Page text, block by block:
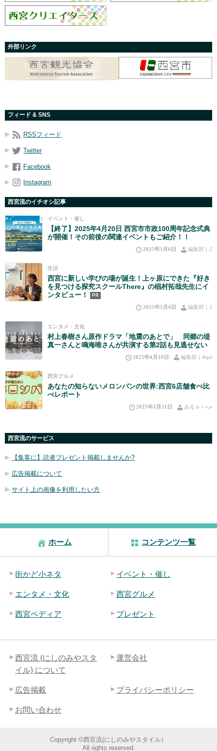
外部リンク
フィード & SNS
RSSフィード
Twitter
Facebook
Instagram
西宮流のイチオシ記事
イベント・催し
【終了】2025年4月20日 西宮市市政100周年記念式典
が開催！その前後の関連イベントもご紹介！！
2025年3月6日 編集部｜J
生活
西宮に新しい学びの場が誕生！上ヶ原にできた『好き
を見つける探究スクールThere』の椙村拓哉先生にイ
ンタビュー！
PR
2025年3月4日 編集部｜J
エンタメ・文化
村上春樹さん原作ドラマ「地震のあとで」 同郷の堤
真一さんと鳴海唯さんが共演する第2話も見逃せない
2025年4月10日 編集部｜Aqui
西宮グルメ
あなたの知らないメロンパンの世界:西宮6店舗食べ比
べレポート
2025年3月31日 あるａｒ•⁠ᴗ⁠•⁠
西宮流のサービス
【集客に】読者プレゼント掲載しませんか?
広告掲載について
サイト上の画像を利用したい方
ホーム コンテンツ一覧
街かど小ネタ イベント・催し
エンタメ・文化 西宮グルメ
西宮ペディア プレゼント
西宮流 (にしのみやスタ
イル) について
運営会社
広告掲載 プライバシーポリシー
お問い合わせ
Copyright ©西宮流(にしのみやスタイル）
All rights reserved.